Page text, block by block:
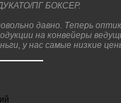
ПГ БОКСЕР.
давно. Теперь
на конвейеры
у нас самые низкие